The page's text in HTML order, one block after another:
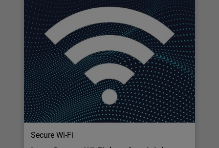
Secure Wi-Fi